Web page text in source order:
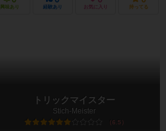
興味あり 経験あり お気に入り 持ってる
トリックマイスター
Stich-Meister
6.5